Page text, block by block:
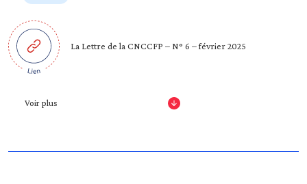
La Lettre de la CNCCFP – N° 6 – février 2025
Voir plus